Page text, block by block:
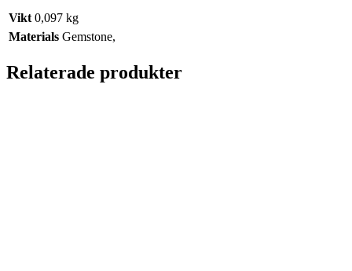
Vikt 0,097 kg
Materials Gemstone,
Relaterade produkter